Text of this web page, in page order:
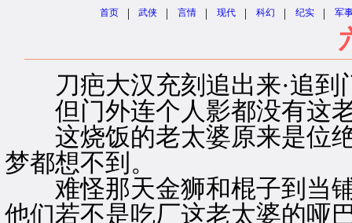
首页 | 武侠 | 言情 | 现代 | 科幻 | 纪实 | 军
刀疤大汉充刻追出来·追到
但门外连个人影都没有这老
这烧饭的老太婆原来是位绝
梦都想不到。
难怪那天金狮和棍子到当铺
他们若不是吃厂这老太婆的哑